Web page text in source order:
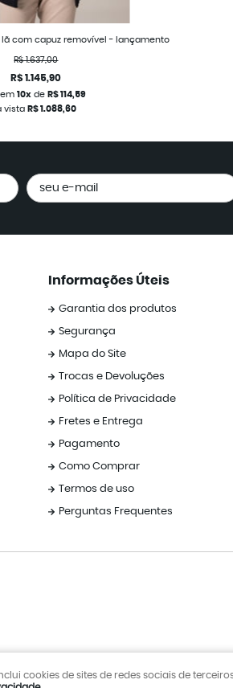
com capuz removível - lançamento
R$ 1.637,00
R$ 1.145,90
10xde R$ 114,59
vista R$ 1.088,60
Informações Úteis
Garantia dos produtos
Segurança
Mapa do Site
Trocas e Devoluções
Política de Privacidade
Fretes e Entrega
Pagamento
Como Comprar
Termos de uso
Perguntas Frequentes
POR
cookies de sites de redes sociais de